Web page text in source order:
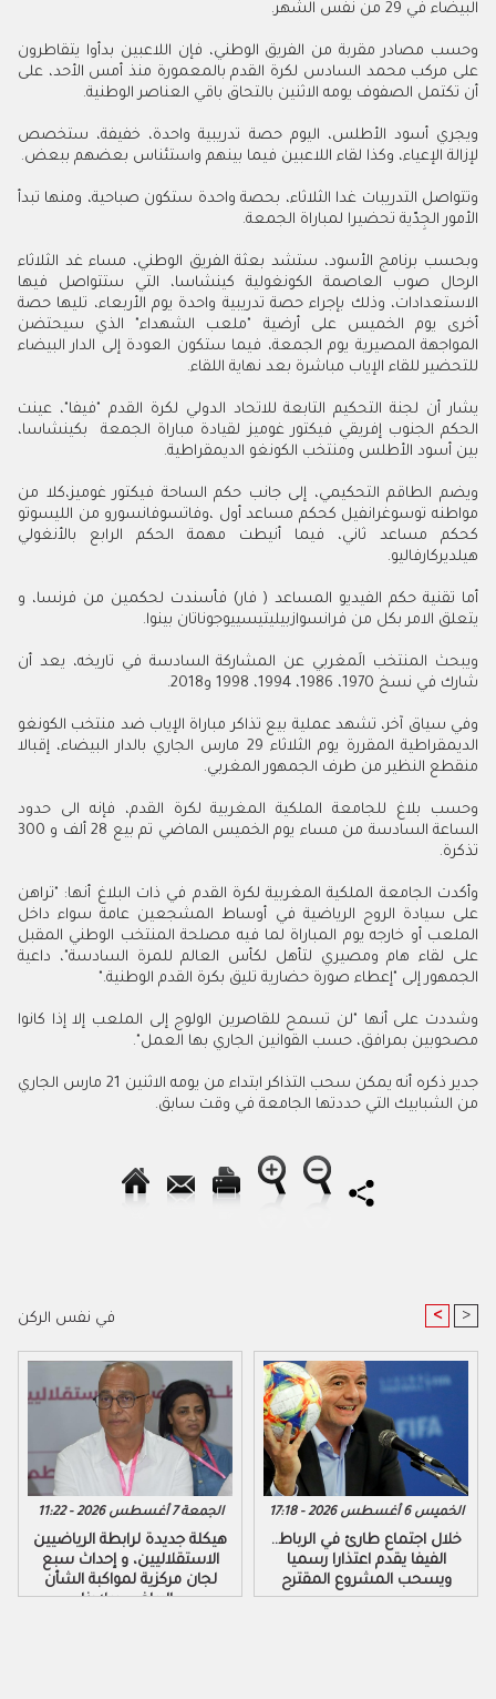
البيضاء في 29 من نفس الشهر.
وحسب مصادر مقربة من الفريق الوطني، فإن اللاعبين بدأوا يتقاطرون
على مركب محمد السادس لكرة القدم بالمعمورة منذ أمس الأحد، على
أن تكتمل الصفوف يومه الاثنين بالتحاق باقي العناصر الوطنية.
ويجري أسود الأطلس، اليوم حصة تدريبية واحدة، خفيفة، ستخصص
لإزالة الإعياء، وكذا لقاء اللاعبين فيما بينهم واستئناس بعضهم ببعض.
وتتواصل التدريبات غدا الثلاثاء، بحصة واحدة ستكون صباحية، ومنها تبدأ
الأمور الجِدّية تحضيرا لمباراة الجمعة.
وبحسب برنامج الأسود، ستشد بعثة الفريق الوطني، مساء غد الثلاثاء
الرحال صوب العاصمة الكونغولية كينشاسا، التي ستتواصل فيها
الاستعدادات، وذلك بإجراء حصة تدريبية واحدة يوم الأربعاء، تليها حصة
أخرى يوم الخميس على أرضية "ملعب الشهداء" الذي سيحتضن
المواجهة المصيرية يوم الجمعة، فيما ستكون العودة إلى الدار البيضاء
للتحضير للقاء الإياب مباشرة بعد نهاية اللقاء.
يشار أن لجنة التحكيم التابعة للاتحاد الدولي لكرة القدم "فيفا"، عينت
الحكم الجنوب إفريقي فيكتور غوميز لقيادة مباراة الجمعة بكينشاسا،
بين أسود الأطلس ومنتخب الكونغو الديمقراطية.
ويضم الطاقم التحكيمي، إلى جانب حكم الساحة فيكتور غوميز،كلا من
مواطنه توسوغرانفيل كحكم مساعد أول ،وفاتسوفانسورو من الليسوتو
كحكم مساعد ثاني، فيما أنيطت مهمة الحكم الرابع بالأنغولي
هيلديركارفاليو.
أما تقنية حكم الفيديو المساعد ( فار) فأسندت لحكمين من فرنسا، و
يتعلق الامر بكل من فرانسوازبيليتيسييوجوناتان بينوا.
ويبحث المنتخب الَمغربي عن المشاركة السادسة في تاريخه، يعد أن
شارك في نسخ 1970، 1986، 1994، 1998 و2018
.
وفي سياق آخر، تشهد عملية بيع تذاكر مباراة الإياب ضد منتخب الكونغو
الديمقراطية المقررة يوم الثلاثاء 29 مارس الجاري بالدار البيضاء، إقبالا
منقطع النظير من طرف الجمهور المغربي.
وحسب بلاغ للجامعة الملكية المغربية لكرة القدم، فإنه الى حدود
الساعة السادسة من مساء يوم الخميس الماضي تم بيع 28 ألف و 300
تذكرة.
وأكدت الجامعة الملكية المغربية لكرة القدم في ذات البلاغ أنها: "تراهن
على سيادة الروح الرياضية في أوساط المشجعين عامة سواء داخل
الملعب أو خارجه يوم المباراة لما فيه مصلحة المنتخب الوطني المقبل
على لقاء هام ومصيري لتأهل لكأس العالم للمرة السادسة"، داعية
الجمهور إلى "إعطاء صورة حضارية تليق بكرة القدم الوطنية."
وشددت على أنها "لن تسمح للقاصرين الولوج إلى الملعب إلا إذا كانوا
مصحوبين بمرافق، حسب القوانين الجاري بها العمل".
جدير ذكره أنه يمكن سحب التذاكر ابتداء من يومه الاثنين 21 مارس الجاري
من الشبابيك التي حددتها الجامعة في وقت سابق.
في نفس الركن < >
الجمعة 7 أغسطس 2026 - 11:22
هيكلة جديدة لرابطة الرياضيين
الاستقلاليين، و إحداث سبع
لجان مركزية لمواكبة الشأن
الرياضي ببلادنا..
الخميس 6 أغسطس 2026 - 17:18
خلال اجتماع طارئ في الرباط..
الفيفا يقدم اعتذارا رسميا
ويسحب المشروع المقترح